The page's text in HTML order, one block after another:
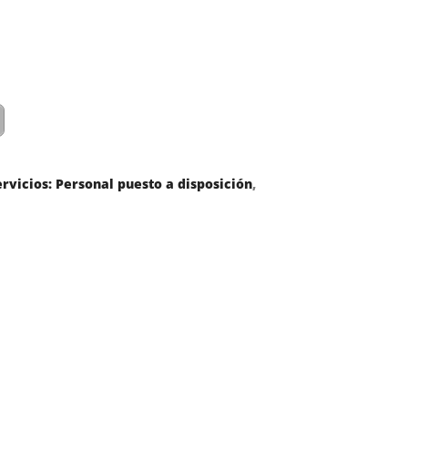
Personal puesto a disposición,